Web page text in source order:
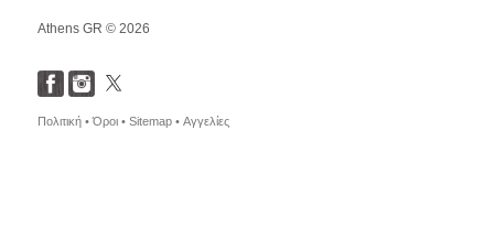
Athens GR © 2026
Πολιτική •Όροι • Sitemap • Αγγελίες